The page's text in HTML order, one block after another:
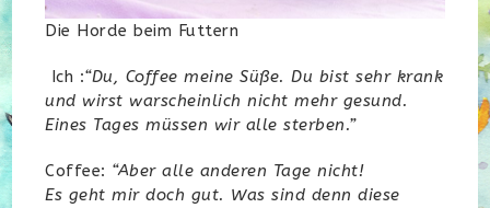
Die Horde beim Futtern
Ich :“Du, Coffee meine Süße. Du bist sehr krank
und wirst warscheinlich nicht mehr gesund.
Eines Tages müssen wir alle sterben.”
Coffee: “Aber alle anderen Tage nicht!
Es geht mir doch gut. Was sind denn diese